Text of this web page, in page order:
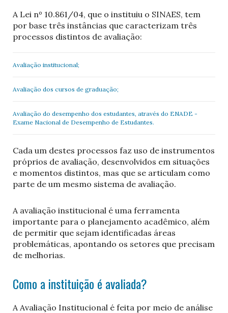
A Lei nº 10.861/04, que o instituiu o SINAES, tem
por base três instâncias que caracterizam três
processos distintos de avaliação:
Avaliação institucional;
Avaliação dos cursos de graduação;
Avaliação do desempenho dos estudantes, através do ENADE -
Exame Nacional de Desempenho de Estudantes.
Cada um destes processos faz uso de instrumentos
próprios de avaliação, desenvolvidos em situações
e momentos distintos, mas que se articulam como
parte de um mesmo sistema de avaliação.
A avaliação institucional é uma ferramenta
importante para o planejamento acadêmico, além
de permitir que sejam identificadas áreas
problemáticas, apontando os setores que precisam
de melhorias.
Como a instituição é avaliada?
A Avaliação Institucional é feita por meio de análise